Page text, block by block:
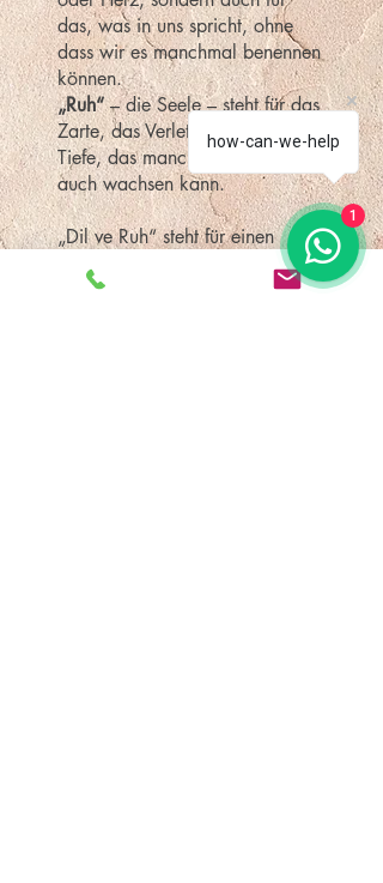
das, was in uns spricht, ohne
dass wir es manchmal benennen
können.
„Ruh“– die Seele – steht für das
Zarte, das Verletzliche, das
Tiefe, das manchmal leidet, aber
auch wachsen kann.
„Dil ve Ruh“ steht für einen
Raum, in dem Worte wieder
Zugang zur Seele finden – und
how-can-we-help
1